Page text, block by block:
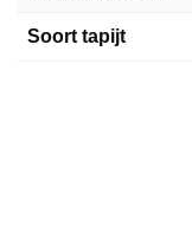
Soort tapijt